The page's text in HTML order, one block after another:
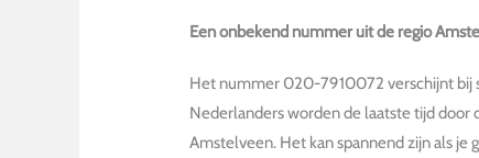
Een onbekend nummer uit de regio
Het nummer 020-7910072 verschijnt bij
Nederlanders worden de laatste tijd
Amstelveen. Het kan spannend zijn als